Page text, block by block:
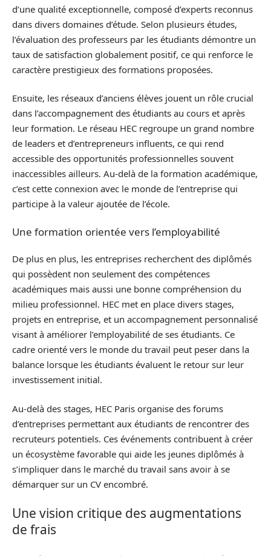
d’une qualité exceptionnelle, composé d’experts reconnus
dans divers domaines d’étude. Selon plusieurs études,
l’évaluation des professeurs par les étudiants démontre un
taux de satisfaction globalement positif, ce qui renforce le
caractère prestigieux des formations proposées.
Ensuite, les réseaux d’anciens élèves jouent un rôle crucial
dans l’accompagnement des étudiants au cours et après
leur formation. Le réseau HEC regroupe un grand nombre
de leaders et d’entrepreneurs influents, ce qui rend
accessible des opportunités professionnelles souvent
inaccessibles ailleurs. Au-delà de la formation académique,
c’est cette connexion avec le monde de l’entreprise qui
participe à la valeur ajoutée de l’école.
Une formation orientée vers l’employabilité
De plus en plus, les entreprises recherchent des diplômés
qui possèdent non seulement des compétences
académiques mais aussi une bonne compréhension du
milieu professionnel. HEC met en place divers stages,
projets en entreprise, et un accompagnement personnalisé
visant à améliorer l’employabilité de ses étudiants. Ce
cadre orienté vers le monde du travail peut peser dans la
balance lorsque les étudiants évaluent le retour sur leur
investissement initial.
Au-delà des stages, HEC Paris organise des forums
d’entreprises permettant aux étudiants de rencontrer des
recruteurs potentiels. Ces événements contribuent à créer
un écosystème favorable qui aide les jeunes diplômés à
s’impliquer dans le marché du travail sans avoir à se
démarquer sur un CV encombré.
Une vision critique des augmentations
de frais